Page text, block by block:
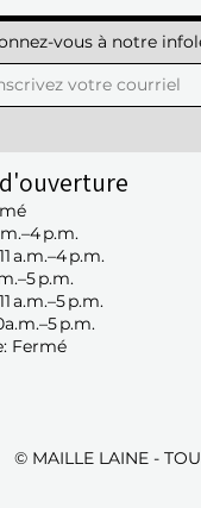
vous à notre
p.m.
a.m.–4 p.m.
p.m.
a.m.–5 p.m.
p.m.
Fermé
© MAILLE LAINE -